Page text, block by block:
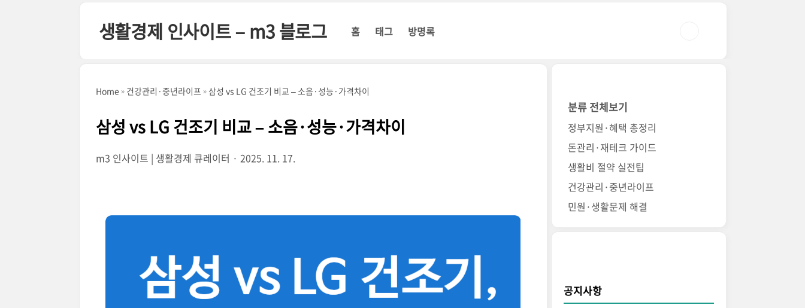
생활경제 인사이트 – m3 블로그 홈 태그 방명록
Home 건강관리·중년라이프 삼성 vs LG 건조기 비교 – 소음·성능·가격차이
삼성 vs LG 건조기 비교 – 소음·성능·가격차이
m3 인사이트 | 생활경제 큐레이터 2025. 11. 17.
분류 전체보기
정부지원·혜택 총정리
돈관리·재테크 가이드
생활비 절약 실전팁
건강관리·중년라이프
민원·생활문제 해결
공지사항